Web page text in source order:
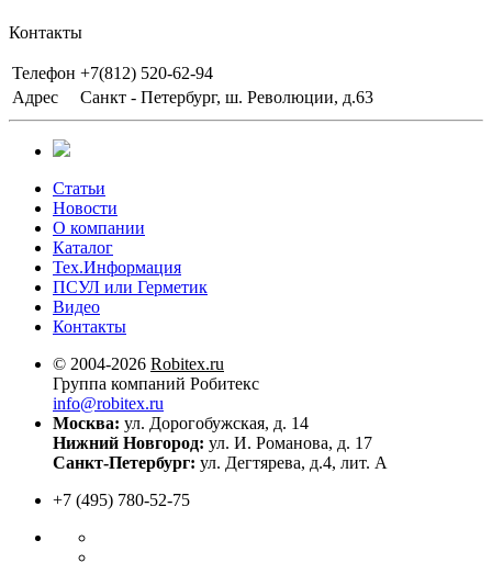
Контакты
Телефон +7(812) 520-62-94
Адрес
Санкт - Петербург, ш. Революции, д.63
Статьи
Новости
О компании
Каталог
Тех.Информация
ПСУЛ или Герметик
Видео
Контакты
© 2004-2026 Robitex.ru
Группа компаний Робитекс
info@robitex.ru
Москва: ул. Дорогобужская, д. 14
Нижний Новгород: ул. И. Романова, д. 17
Санкт-Петербург: ул. Дегтярева, д.4, лит. А
+7 (495) 780-52-75